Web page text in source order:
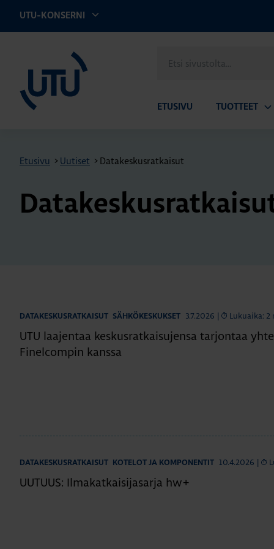
UTU-KONSERNI
sivustolta
ETUSIVU TUOTTEET
Etusivu > Uutiset > Datakeskusratkaisut
DATAKESKUSRATKAISUT SÄHKÖKESKUKSET 3.7.2026 | Lukuaika: 2
UTU laajentaa keskusratkaisujensa tarjontaa
Finelcompin kanssa
DATAKESKUSRATKAISUT KOTELOT JA KOMPONENTIT 10.4.2026 |
UUTUUS: Ilmakatkaisijasarja hw+